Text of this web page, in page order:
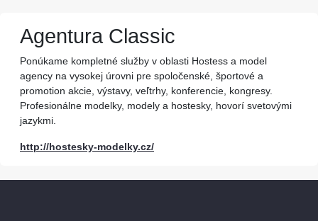
Agentura Classic
Ponúkame kompletné služby v oblasti Hostess a model
agency na vysokej úrovni pre spoločenské, športové a
promotion akcie, výstavy, veľtrhy, konferencie, kongresy.
Profesionálne modelky, modely a hostesky, hovorí svetovými
jazykmi.
http://hostesky-modelky.cz/